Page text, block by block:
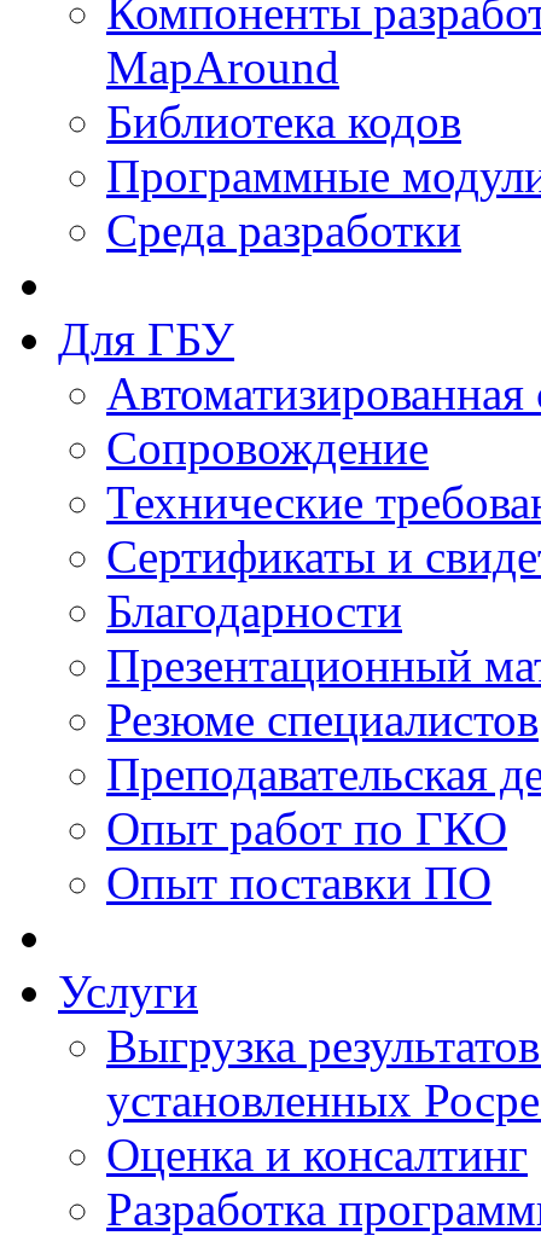
Компоненты
MapAround
Библиотека кодов
Программные
Среда разработки
Для ГБУ
Сопровождение
Технические
Сертификаты и
Благодарности
Презентационный
Резюме специалистов
Преподавательская
Опыт работ по ГКО
Опыт поставки ПО
Услуги
Выгрузка
установленных
Оценка и консалтинг
Разработка